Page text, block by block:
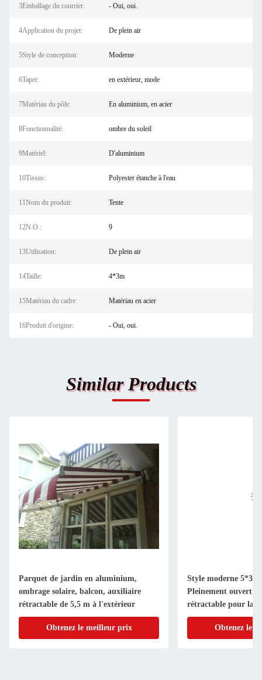
3Emballage du courrier: - Oui, oui.
4Application du projet: De plein air
5Style de conception: Moderne
6Taper: en extérieur, mode
7Matériau du pôle: En aluminium, en acier
8Fonctionnalité: ombre du soleil
9Matériel: D'aluminium
10Tissus: Polyester étanche à l'eau
11Nom du produit: Tente
12N.O.: 9
13Utilisation: De plein air
14Taille: 4*3m
15Matériau du cadre: Matériau en acier
16Produit d'origine: - Oui, oui.
Similar Products
Parquet de jardin en aluminium,
ombrage solaire, balcon, auxiliaire
rétractable de 5,5 m à l'extérieur
Obtenez le meilleur prix
Style moderne
Pleinement ouvert
rétractable pour la
extérieur
Obtenez le